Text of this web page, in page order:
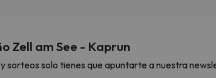
Zell am See - Kaprun
sorteos solo tienes que apuntarte a nuestra